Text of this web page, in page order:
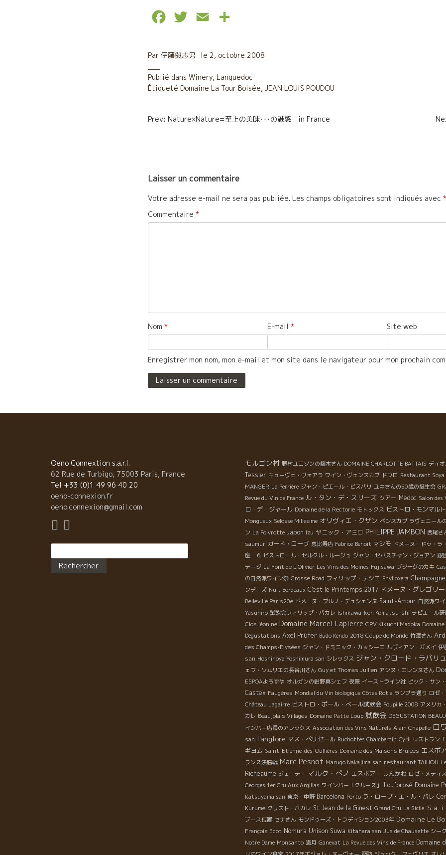
c
b
o
i
t
r
a
l
r
a
e
Par 伊藤與志男 le 2, octobre 2008
Publié dans Winery, Languedoc
Étiqueté Domaine La Tour Boisée, JEAN LOUIS POUDOU
Navigation
Prev: Nature×Nature=至上の美味･･･の魅惑 in France
Laisser un commentaire
Votre adresse e-mail ne sera pas publiée. Les champs obligatoires sont indiqués avec *
Commentaire *
Nom * E-mail * Site web
Enregistrer mon nom, mon e-mail et mon site dans le navigateur pour mon prochain
Oeno Connextion s.a.r.l.
62 Rue de Turbigo, 75003 Paris, France
Tel +33 (0)1 49 96 40 20
oeno-connexion.fr
oeno.connexion@gmail.com
モルゴン村 野村ユニソンの藤木さん DOMAINE CHARLOTTE BATTAIS ディ
Tessier キューヴェ・ヴォアラ ワイン・ヴェンスカブ ドウロ Restaurant Soya
MANGER La Perrière ジャン・ピエール・ビスパリ ユキさんの50歳の誕生会
Revue du Vin de France ル・タン・デ・スリーズ ツアー Medoc Salon des
ロ・デ・ジャール Domaine de la Rectorie モトックス ビストロ・モンマル
Mongueux Selosse Millesime オリヴィエ・クザン ベンスカブ ラヴェニール
ン La Poivrotte Japon Izu ヤニック・アミロ PHILIPPE JAMBON 西尾さ
saumur ガード・ローブ 恵比寿店 Fabrice Benoit マシモ ドメーヌ・ドゥ・ラ
座 ６ ビストロ・ル・セルクル・ルージュ ジャン・セバスチャン・ジョアン 銀
テージ La Font de L'Olivier Les Vins des Moines Fujisawa ブジーグのカキ
の自然派ワイン祭 Crosse Road フィリップ・テシエ Phylloxera
ンデーズ Nuit Bordeaux C'est le Printemps 2017 ドメーヌ・グレゴリ
Belleville Paris20e ドメーヌ・ブルノ・デュシェンヌ Saint-Amour 自然派ワ
Yasuhiro 試飲会フィリップ・パカレ Ishikawa-ken Komatsu-shi ラピエール
Clos léonine Domaine Marcel Lapierre CPV Kikuchi Madoka
Dégustations Axel Prϋfer Budo Kendo 2018 Coupe de Monde 竹澤さん
des Champs-Elysées ジャン・ドミニック・カッシーニ ルヴィアン・ガメイ 伊
san Hoshinoya Yoshimura san シレックス ジャン・クロード・ラパリュ
ェフ・ソムリエの長谷川さん Guy et Thomas Jullien アンヌ・エレンヌさん
ESPOAよろずや オルガンの紺野真シェフ 夜景 イーストライン社 ピック・サン
Castex Faugères Mondial du Vin biologique Côtes Rotie ランブラ通り ロゼ
Château Lagairre ビストロ・ポール・ベール試飲会 Poupille 2008 アメリカ
カレ Beaujolais Villages Domaine Patte Loup 試飲会 DEGUSTATION
インバー店長のアレックス Association des Vins Naturels Alain Chapelle ロ
san l'anglore マス・ぺリセール Ruchottes Chambertin Cyril レストラン
ギヨム Saint-Etienne-des-Oullières Domaine des Maisons Brulées エスポ
ランス決勝戦 Marc Pesnot Marugo Nakajima san restaurant TAIHOU
Richeaume ジェーテー マルク・ぺノ エスポア・ しんかわ ロゼ・メティス
Georges 1er Cru Aux Argillas ワインバー「クルーズ」 Louforosé Domaine
Katsuyama san 東京・中野 Barcelona Porto ラ・ローブ・エ・ル・パレ
Kurume クリスト・パカレ St Jean de la Ginest Grand Cru La Sicile Ｓａ
ブース位置 セナさん モンドゥーズ・トラディション2003年 Domaine Le
François Ecot Nomura Unison Suwa Kitahara san Jus de Chausette シー
Notre Dame Monsanto 満月 Ganevat La Revue des Vins de France Domaine